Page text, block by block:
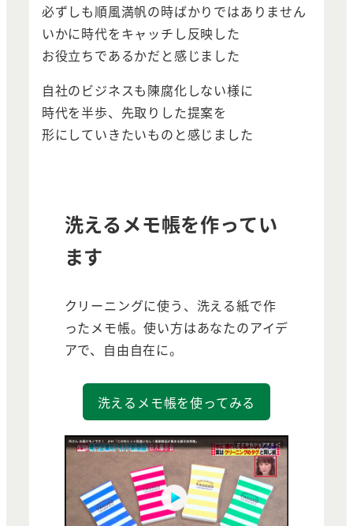
必ずしも順風満帆の時ばかりではありません
いかに時代をキャッチし反映した
お役立ちであるかだと感じました
自社のビジネスも陳腐化しない様に
時代を半歩、先取りした提案を
形にしていきたいものと感じました
洗えるメモ帳を作ってい
ます
クリーニングに使う、洗える紙で作
ったメモ帳。使い方はあなたのアイデ
アで、自由自在に。
洗えるメモ帳を使ってみる